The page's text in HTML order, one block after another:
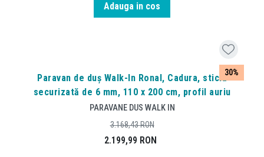
Adauga in cos
30%
Paravan de duș Walk-In Ronal, Cadura, sticlă
securizată de 6 mm, 110 x 200 cm, profil auriu
PARAVANE DUS WALK IN
2.199,99 RON
3.168,43RON